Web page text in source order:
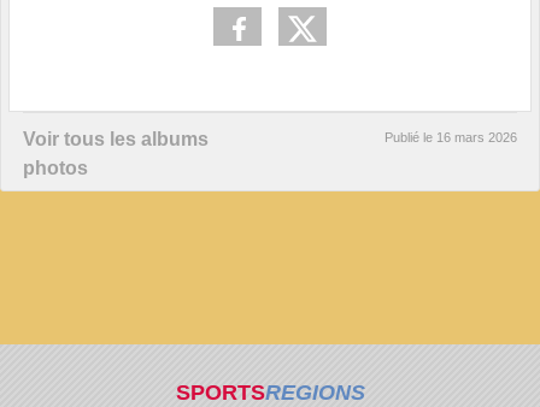
Voir tous les albums
photos
Publié le 16 mars 2026
SPORTSREGIONS